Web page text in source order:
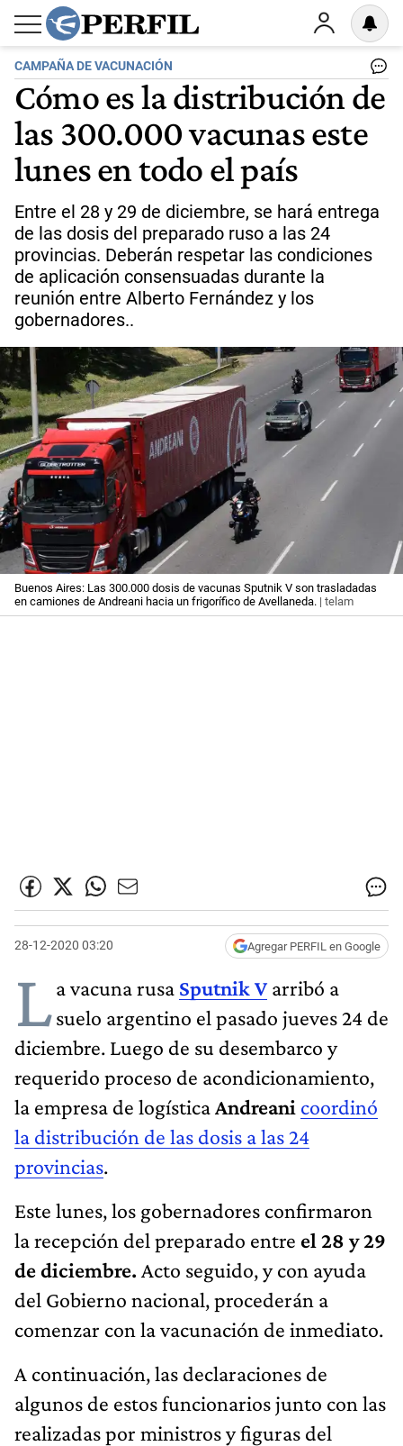
CAMPAÑA DE VACUNACIÓN
Cómo es la distribución de
las 300.000 vacunas este
lunes en todo el país
Entre el 28 y 29 de diciembre, se hará entrega
de las dosis del preparado ruso a las 24
provincias. Deberán respetar las condiciones
de aplicación consensuadas durante la
reunión entre Alberto Fernández y los
gobernadores..
Buenos Aires: Las 300.000 dosis de vacunas Sputnik V son trasladadas
en camiones de Andreani hacia un frigorífico de Avellaneda. | telam
28-12-2020 03:20 Agregar PERFIL en Google
La vacuna rusa Sputnik Varribó a
suelo argentino el pasado jueves 24 de
diciembre. Luego de su desembarco y
requerido proceso de acondicionamiento,
la empresa de logísticaAndreani coordinó
la distribución de las dosis a las 24
provincias.
Este lunes, los gobernadores confirmaron
la recepción del preparado entre el 28 y 29
de diciembre. Acto seguido, y con ayuda
del Gobierno nacional, procederán a
comenzar con la vacunación de inmediato.
A continuación, las declaraciones de
algunos de estos funcionarios junto con las
realizadas por ministros y figuras del